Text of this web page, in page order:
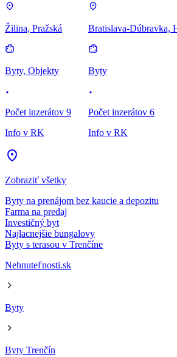
Žilina, Pražská
Byty, Objekty
Počet inzerátov 9
Info v RK
Bratislava-Dúbravka,
Byty
Počet inzerátov 6
Info v RK
Zobraziť všetky
Byty na prenájom bez kaucie a depozitu
Farma na predaj
Investičný byt
Najlacnejšie bungalovy
Byty s terasou v Trenčíne
Nehnuteľnosti.sk
Byty
Byty Trenčín